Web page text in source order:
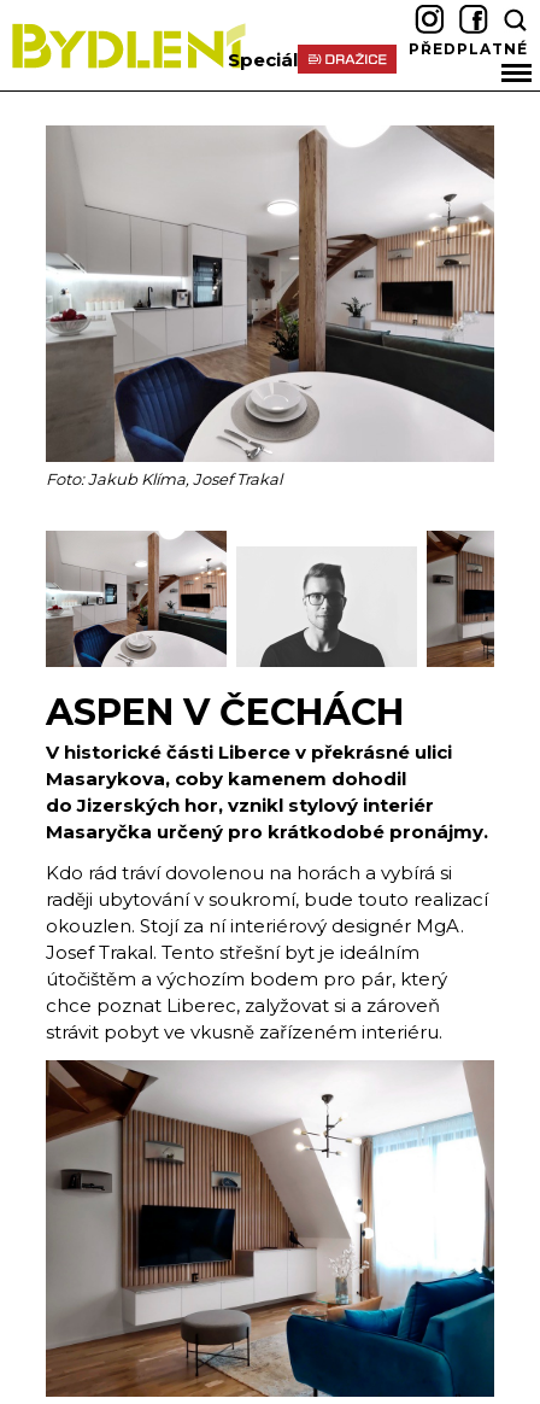
Speciál PŘEDPLATNÉ
Foto: Jakub Klíma, Josef Trakal
ASPEN V ČECHÁCH
V historické části Liberce v překrásné ulici
Masarykova, coby kamenem dohodil
do Jizerských hor, vznikl stylový interiér
Masaryčka určený pro krátkodobé pronájmy.
Kdo rád tráví dovolenou na horách a vybírá si
raději ubytování v soukromí, bude touto realizací
okouzlen. Stojí za ní interiérový designér MgA.
Josef Trakal. Tento střešní byt je ideálním
útočištěm a výchozím bodem pro pár, který
chce poznat Liberec, zalyžovat si a zároveň
strávit pobyt ve vkusně zařízeném interiéru.